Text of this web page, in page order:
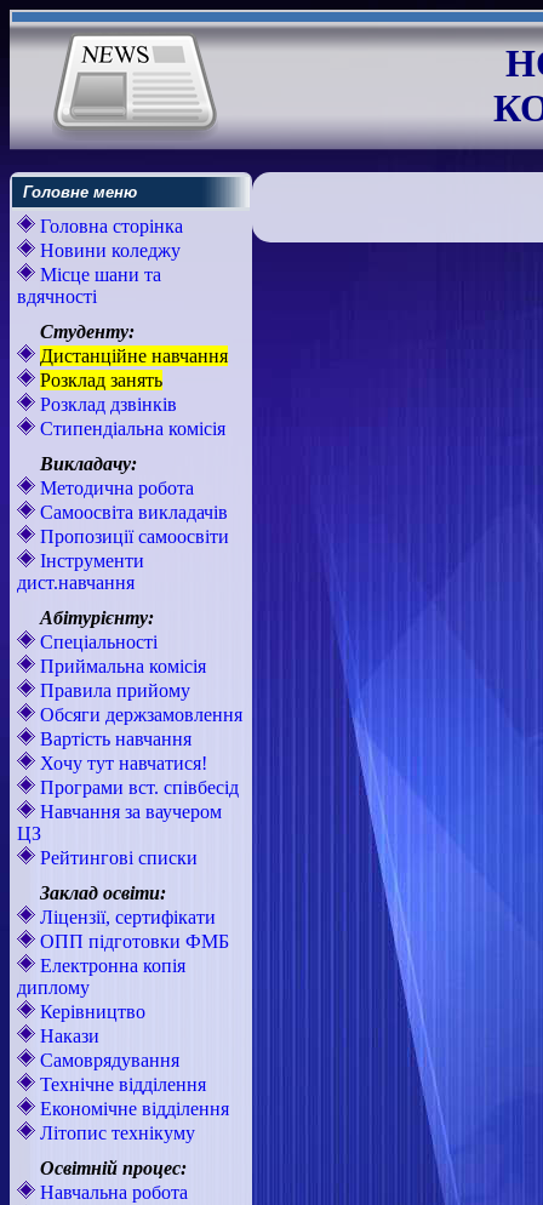
Головне меню
Головна сторінка
Новини коледжу
Місце шани та
вдячності
Студенту:
Дистанційне навчання
Розклад занять
Розклад дзвінків
Стипендіальна комісія
Викладачу:
Методична робота
Самоосвіта викладачів
Пропозиції самоосвіти
Інструменти
дист.навчання
Абітурієнту:
Спеціальності
Приймальна комісія
Правила прийому
Обсяги держзамовлення
Вартість навчання
Хочу тут навчатися!
Програми вст. співбесід
Навчання за ваучером
ЦЗ
Рейтингові списки
Заклад освіти:
Ліцензії, сертифікати
ОПП підготовки ФМБ
Електронна копія
диплому
Керівництво
Накази
Самоврядування
Технічне відділення
Економічне відділення
Літопис технікуму
Освітній процес:
Навчальна робота